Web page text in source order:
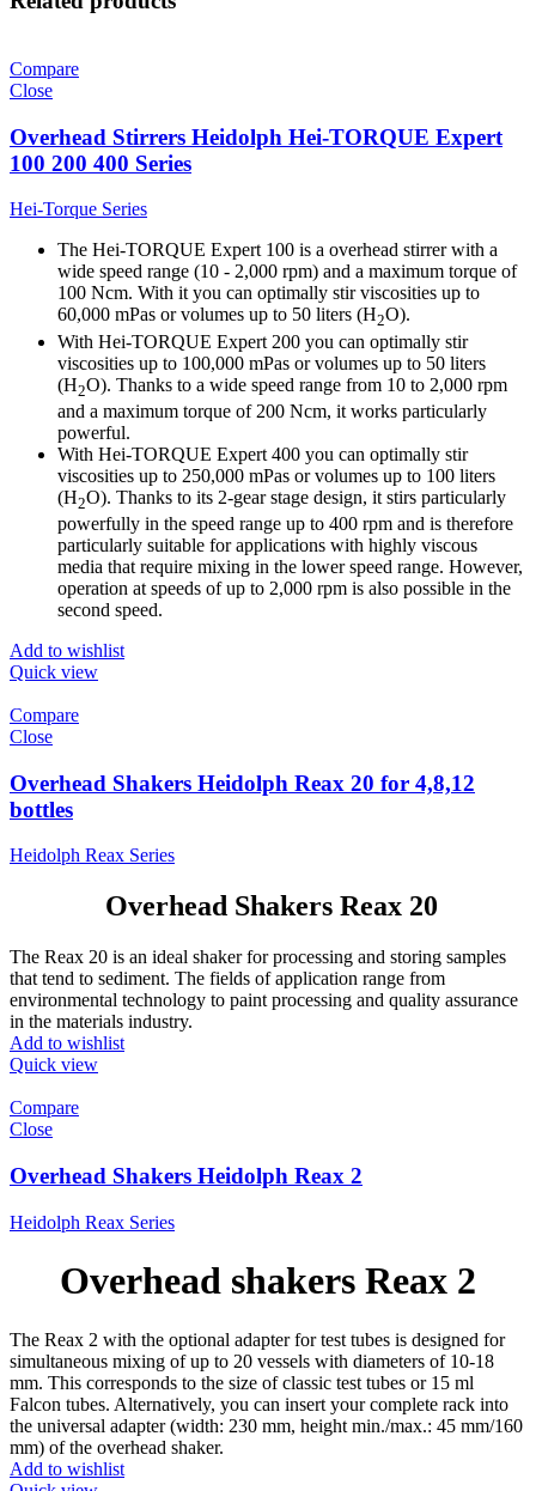
Compare
Close
Overhead Stirrers Heidolph Hei-TORQUE Expert
100 200 400 Series
Hei-Torque Series
The Hei-TORQUE Expert 100 is a overhead stirrer with a
wide speed range (10 - 2,000 rpm) and a maximum torque of
100 Ncm. With it you can optimally stir viscosities up to
60,000 mPas or volumes up to 50 liters (H2O).
With Hei-TORQUE Expert 200 you can optimally stir
viscosities up to 100,000 mPas or volumes up to 50 liters
(H2O). Thanks to a wide speed range from 10 to 2,000 rpm
and a maximum torque of 200 Ncm, it works particularly
powerful.
With Hei-TORQUE Expert 400 you can optimally stir
viscosities up to 250,000 mPas or volumes up to 100 liters
(H2O). Thanks to its 2-gear stage design, it stirs particularly
powerfully in the speed range up to 400 rpm and is therefore
particularly suitable for applications with highly viscous
media that require mixing in the lower speed range. However,
operation at speeds of up to 2,000 rpm is also possible in the
second speed.
Add to wishlist
Quick view
Compare
Close
Overhead Shakers Heidolph Reax 20 for 4,8,12
bottles
Heidolph Reax Series
Overhead Shakers Reax 20
The Reax 20 is an ideal shaker for processing and storing samples
that tend to sediment. The fields of application range from
environmental technology to paint processing and quality assurance
in the materials industry.
Add to wishlist
Quick view
Compare
Close
Overhead Shakers Heidolph Reax 2
Heidolph Reax Series
Overhead shakers Reax 2
The Reax 2 with the optional adapter for test tubes is designed for
simultaneous mixing of up to 20 vessels with diameters of 10-18
mm. This corresponds to the size of classic test tubes or 15 ml
Falcon tubes. Alternatively, you can insert your complete rack into
the universal adapter (width: 230 mm, height min./max.: 45 mm/160
mm) of the overhead shaker.
Add to wishlist